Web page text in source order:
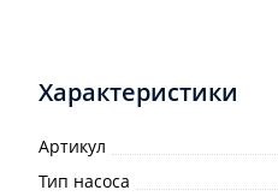
Характеристики
Артикул
Тип насоса